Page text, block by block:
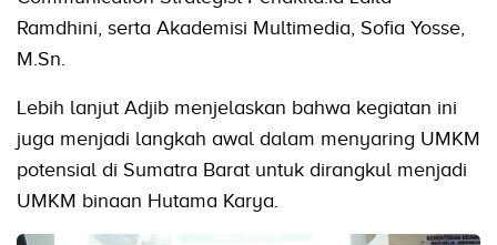
Ramdhini, serta Akademisi Multimedia, Sofia Yosse,
M.Sn.
Lebih lanjut Adjib menjelaskan bahwa kegiatan ini
juga menjadi langkah awal dalam menyaring UMKM
potensial di Sumatra Barat untuk dirangkul menjadi
UMKM binaan Hutama Karya.